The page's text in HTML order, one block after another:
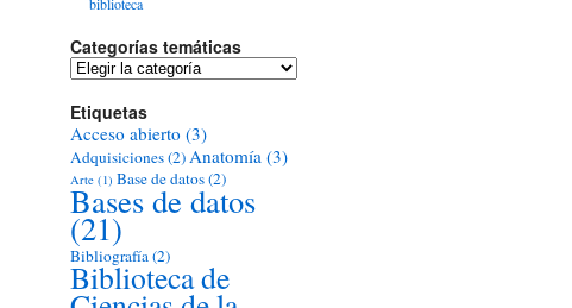
Categorías temáticas
Categorías
Etiquetas
Acceso abierto (3)
Adquisiciones(2) Anatomía (3)
Arte (1) Base de datos(2)
Bases de datos
(21)
Bibliografía(2)
Biblioteca de